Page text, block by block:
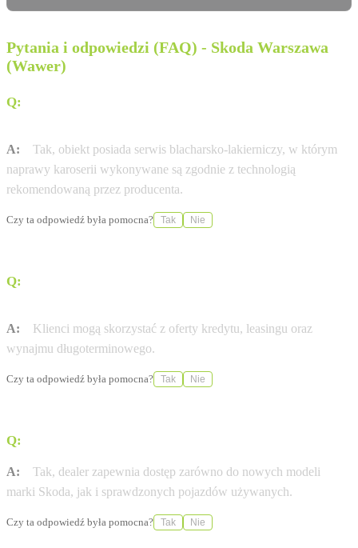
Pytania i odpowiedzi (FAQ) - Skoda Warszawa
(Wawer)
Q:
A:
Tak, obiekt posiada serwis blacharsko-lakierniczy, w którym
naprawy karoserii wykonywane są zgodnie z technologią
rekomendowaną przez producenta.
Czy ta odpowiedź była pomocna? Tak Nie
Q:
A:
Klienci mogą skorzystać z oferty kredytu, leasingu oraz
wynajmu długoterminowego.
Czy ta odpowiedź była pomocna? Tak Nie
Q:
A:
Tak, dealer zapewnia dostęp zarówno do nowych modeli
marki Skoda, jak i sprawdzonych pojazdów używanych.
Czy ta odpowiedź była pomocna? Tak Nie